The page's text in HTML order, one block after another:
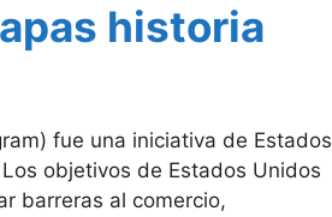
historia
fue una iniciativa de Estados
objetivos de Estados Unidos
barreras al comercio,